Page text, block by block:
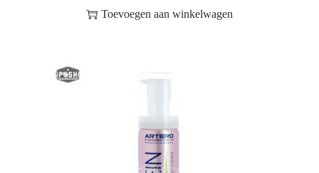
Toevoegen aan winkelwagen